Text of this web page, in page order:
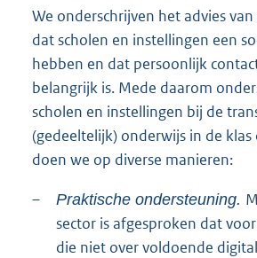
We onderschrijven het advies
dat scholen en instellingen een
hebben en dat persoonlijk
belangrijk is. Mede daarom
scholen en instellingen bij de
(gedeeltelijk) onderwijs in de klas
doen we op diverse manieren:
– Praktische ondersteuning.
sector is afgesproken dat
die niet over voldoende